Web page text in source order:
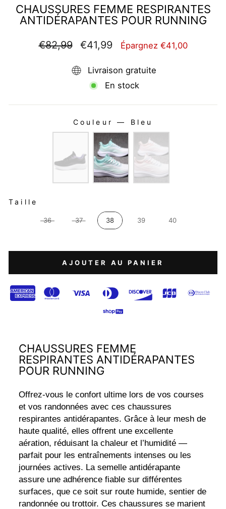
CHAUSSURES FEMME RESPIRANTES
ANTIDÉRAPANTES POUR RUNNING
Prix
régulier
€82,99
Prix
réduit
€41,99 Épargnez €41,00
Livraison gratuite
En stock
Couleur — Bleu
COULEUR
TAILLE
Taille
36 37 38 39 40
AJOUTER AU PANIER
CHAUSSURES FEMME
RESPIRANTES ANTIDÉRAPANTES
POUR RUNNING
Offrez-vous le confort ultime lors de vos courses
et vos randonnées avec ces chaussures
respirantes antidérapantes. Grâce à leur mesh de
haute qualité, elles offrent une excellente
aération, réduisant la chaleur et l’humidité —
parfait pour les entraînements intenses ou les
journées actives. La semelle antidérapante
assure une adhérence fiable sur différentes
surfaces, que ce soit sur route humide, sentier de
randonnée ou trottoir. Ces chaussures se marient